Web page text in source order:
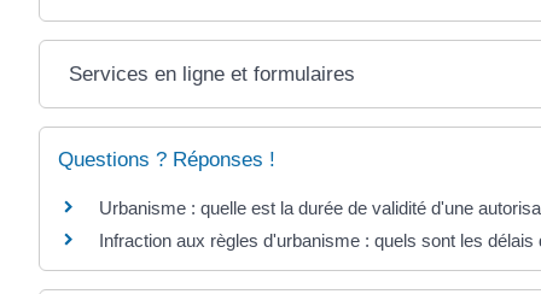
Services en ligne et formulaires
Questions ? Réponses !
Urbanisme : quelle est la durée de validité d'une
Infraction aux règles d'urbanisme : quels sont les délais